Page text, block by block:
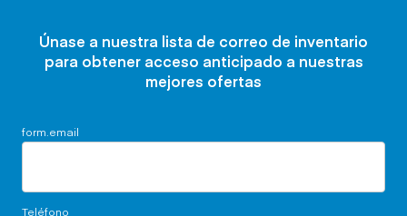
Únase a nuestra lista de correo de inventario
para obtener acceso anticipado a nuestras
mejores ofertas
form.email
Teléfono